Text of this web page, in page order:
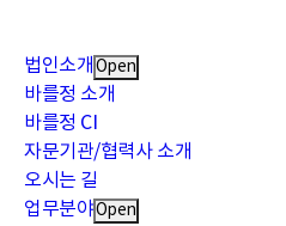
법인소개 Open
바를정 소개
바를정 CI
자문기관/협력사 소개
오시는 길
업무분야Open